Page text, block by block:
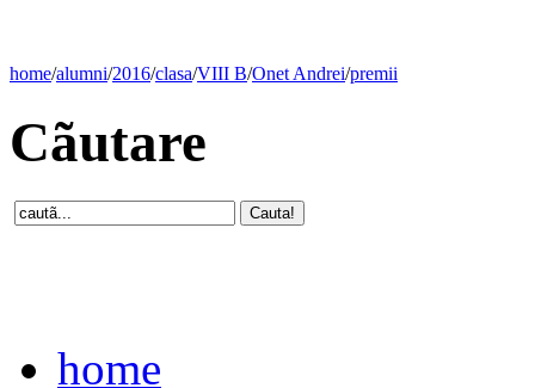
home/alumni/2016/clasa/VIII B/Onet Andrei/premii
Cãutare
home